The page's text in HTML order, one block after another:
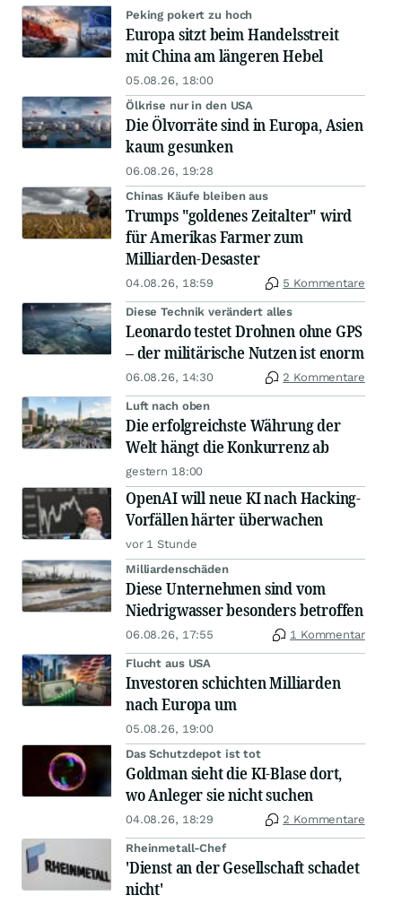
Peking pokert zu hoch
Europa sitzt beim Handelsstreit
mit China am längeren Hebel
05.08.26, 18:00
Ölkrise nur in den USA
Die Ölvorräte sind in Europa, Asien
kaum gesunken
06.08.26, 19:28
Chinas Käufe bleiben aus
Trumps "goldenes Zeitalter" wird
für Amerikas Farmer zum
Milliarden-Desaster
04.08.26, 18:59 5 Kommentare
Diese Technik verändert alles
Leonardo testet Drohnen ohne GPS
– der militärische Nutzen ist enorm
06.08.26, 14:30 2 Kommentare
Luft nach oben
Die erfolgreichste Währung der
Welt hängt die Konkurrenz ab
gestern 18:00
OpenAI will neue KI nach Hacking-
Vorfällen härter überwachen
vor 1 Stunde
Milliardenschäden
Diese Unternehmen sind vom
Niedrigwasser besonders betroffen
06.08.26, 17:55 1 Kommentar
Flucht aus USA
Investoren schichten Milliarden
nach Europa um
05.08.26, 19:00
Das Schutzdepot ist tot
Goldman sieht die KI-Blase dort,
wo Anleger sie nicht suchen
04.08.26, 18:29 2 Kommentare
Rheinmetall-Chef
'Dienst an der Gesellschaft schadet
nicht'